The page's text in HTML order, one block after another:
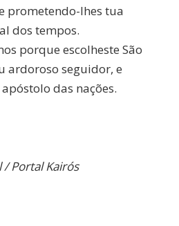
prometendo-lhes tua
dos tempos.
porque escolheste São
ardoroso seguidor, e
das nações.
/Portal Kairós